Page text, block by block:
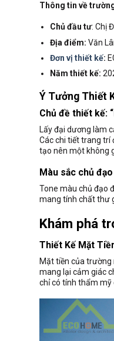
Thông tin về
Chủ đầu tư: Chị
Địa điểm:Văn
Đơn vị thiết kế:
Năm thiết kế:
Ý Tưởng Thiết
Chủ đề thiết kế:
Lấy đại dương làm
Các chi tiết trang trí
tạo nên một không
Màu sắc chủ đạo
Tone màu chủ đạo
mang tính chất thư
Khám phá
Thiết Kế Mặt
Mặt tiền của
mang lại cảm giác
chỉ có tính thẩm mỹ